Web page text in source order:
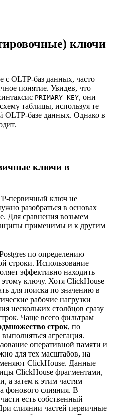
ключи
с OLTP-баз данных, часто
понятие. Увидев, что
PRIMARY KEY, они
таблицы, используя те
OLTP-базе данных. Однако в
ключи в
первичный ключ не
разобраться в основах
Для сравнения возьмем
применимы и к другим
по определению
строки. Использование
эффективно находить
ключу. Хотя ClickHouse
для поиска по значению в
рабочие нагрузки
нескольких столбцов сразу
Чаще всего фильтрам
строк, по
агрегация.
оперативной памяти и
для тех масштабов, на
ClickHouse. Данные
ClickHouse фрагментами,
а затем к этим частям
фонового слияния. В
есть собственный
слиянии частей первичные